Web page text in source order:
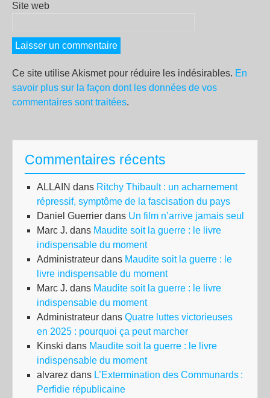
Site web
Ce site utilise Akismet pour réduire les indésirables. En
savoir plus sur la façon dont les données de vos
commentaires sont traitées.
Commentaires récents
ALLAIN dans Ritchy Thibault : un acharnement
répressif, symptôme de la fascisation du pays
Daniel Guerrier dans Un film n’arrive jamais seul
Marc J. dans Maudite soit la guerre : le livre
indispensable du moment
Administrateur dans Maudite soit la guerre : le
livre indispensable du moment
Marc J. dans Maudite soit la guerre : le livre
indispensable du moment
Administrateur dans Quatre luttes victorieuses
en 2025 : pourquoi ça peut marcher
Kinski dans Maudite soit la guerre : le livre
indispensable du moment
alvarez dans L’Extermination des Communards :
Perfidie républicaine